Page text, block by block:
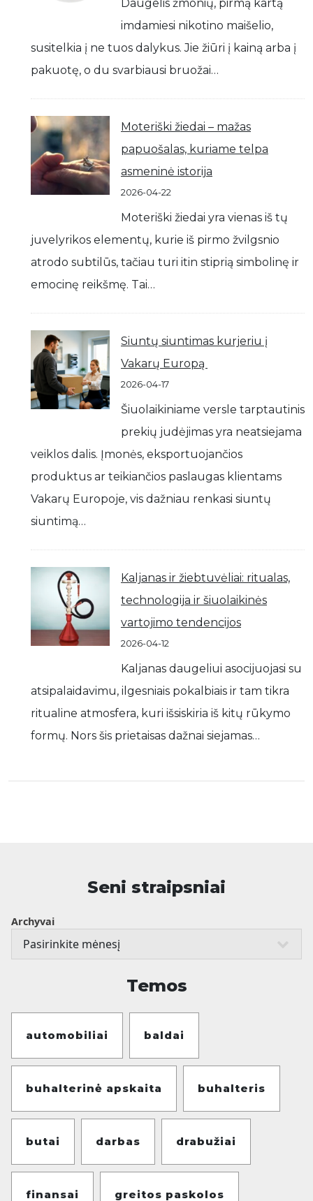
Daugelis žmonių, pirmą kartą
imdamiesi nikotino maišelio,
susitelkia į ne tuos dalykus. Jie žiūri į kainą arba į
pakuotę, o du svarbiausi bruožai…
Moteriški žiedai – mažas
papuošalas, kuriame telpa
asmeninė istorija
2026-04-22
Moteriški žiedai yra vienas iš tų
juvelyrikos elementų, kurie iš pirmo žvilgsnio
atrodo subtilūs, tačiau turi itin stiprią simbolinę ir
emocinę reikšmę. Tai…
Siuntų siuntimas kurjeriu į
Vakarų Europą
2026-04-17
Šiuolaikiniame versle tarptautinis
prekių judėjimas yra neatsiejama
veiklos dalis. Įmonės, eksportuojančios
produktus ar teikiančios paslaugas klientams
Vakarų Europoje, vis dažniau renkasi siuntų
siuntimą…
Kaljanas ir žiebtuvėliai: ritualas,
technologija ir šiuolaikinės
vartojimo tendencijos
2026-04-12
Kaljanas daugeliui asocijuojasi su
atsipalaidavimu, ilgesniais pokalbiais ir tam tikra
ritualine atmosfera, kuri išsiskiria iš kitų rūkymo
formų. Nors šis prietaisas dažnai siejamas…
Seni straipsniai
Archyvai
Temos
automobiliai baldai
buhalterinė apskaita buhalteris
butai darbas drabužiai
finansai greitos paskolos